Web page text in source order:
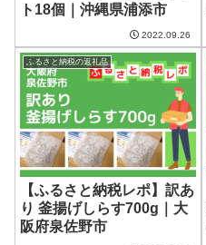
ト18個｜沖縄県浦添市
2022.09.26
ふるさと納税の返礼品
【ふるさと納税レポ】訳あ
り 釜揚げしらす700g｜大
阪府泉佐野市